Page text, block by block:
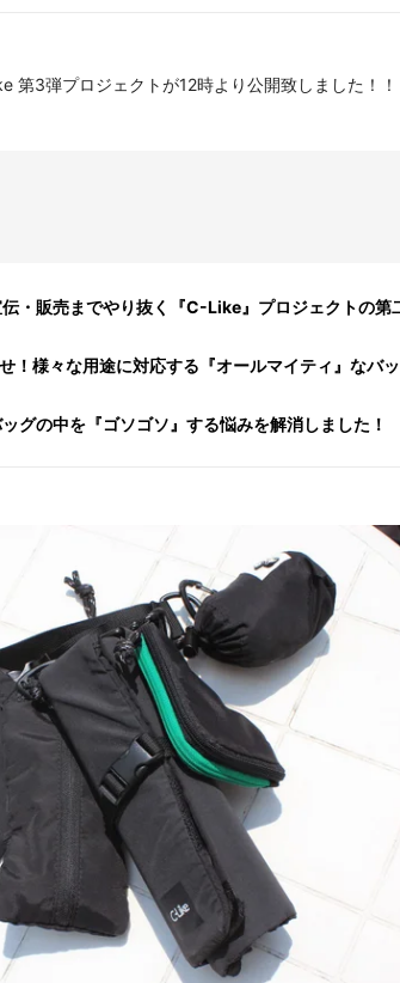
・販売までやり抜く『C-Like』プロジェクトの第
！様々な用途に対応する『オールマイティ』なバ
グの中を『ゴソゴソ』する悩みを解消しました！